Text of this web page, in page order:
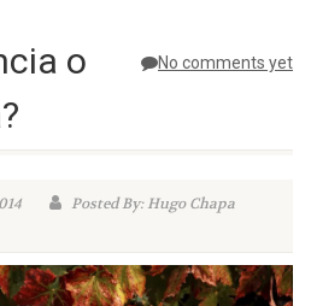
No comments yet
o
Posted By: Hugo Chapa